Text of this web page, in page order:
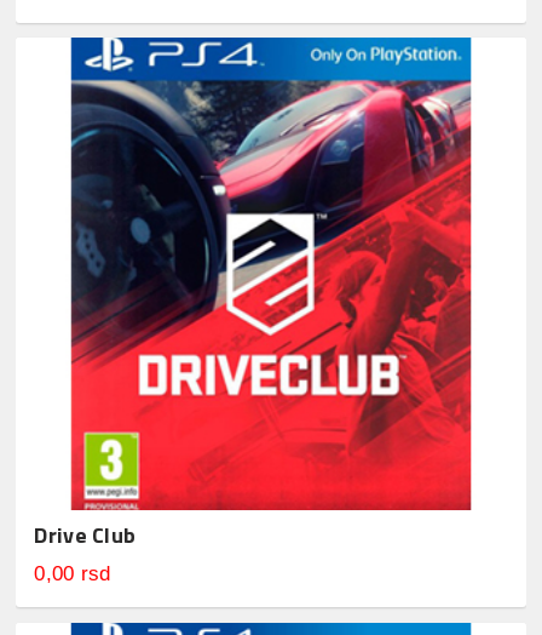
Drive Club
0,00 rsd